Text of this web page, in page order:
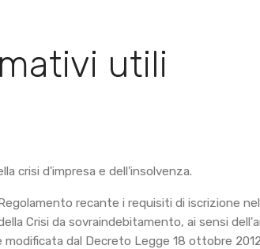
utili
crisi d'impresa e dell'insolvenza.
recante i requisiti di iscrizione nel
Crisi da sovraindebitamento, ai sensi
modificata dal Decreto Legge 18 ottobre